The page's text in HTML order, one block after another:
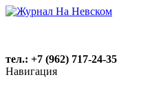
тел.: +7 (962) 717-24-35
Навигация